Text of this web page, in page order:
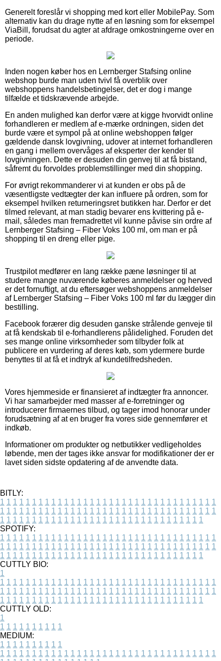
Generelt foreslår vi shopping med kort eller MobilePay. Som
alternativ kan du drage nytte af en løsning som for eksempel
ViaBill, forudsat du agter at afdrage omkostningerne over en
periode.
Inden nogen køber hos en Lernberger Stafsing online
webshop burde man uden tvivl få overblik over
webshoppens handelsbetingelser, det er dog i mange
tilfælde et tidskrævende arbejde.
En anden mulighed kan derfor være at kigge hvorvidt online
forhandleren er medlem af e-mærke ordningen, siden det
burde være et sympol på at online webshoppen følger
gældende dansk lovgivning, udover at internet forhandleren
en gang i mellem overvåges af eksperter der kender til
lovgivningen. Dette er desuden din genvej til at få bistand,
såfremt du forvoldes problemstillinger med din shopping.
For øvrigt rekommanderer vi at kunden er obs på de
væsentligste vedtægter der kan influere på ordren, som for
eksempel hvilken returneringsret butikken har. Derfor er det
tilmed relevant, at man stadig bevarer ens kvittering på e-
mail, således man fremadrettet vil kunne påvise sin ordre af
Lernberger Stafsing – Fiber Voks 100 ml, om man er på
shopping til en dreng eller pige.
Trustpilot medfører en lang række pæne løsninger til at
studere mange nuværende køberes anmeldelser og herved
er det fornuftigt, at du eftersøger webshoppens anmeldelser
af Lernberger Stafsing – Fiber Voks 100 ml før du lægger din
bestilling.
Facebook forærer dig desuden ganske strålende genveje til
at få kendskab til e-forhandlerens pålidelighed. Foruden det
ses mange online virksomheder som tilbyder folk at
publicere en vurdering af deres køb, som ydermere burde
benyttes til at få et indtryk af kundetilfredsheden.
Vores hjemmeside er finansieret af indtægter fra annoncer.
Vi har samarbejder med masser af e-forretninger og
introducerer firmaernes tilbud, og tager imod honorar under
forudsætning af at en bruger fra vores side gennemfører et
indkøb.
Informationer om produkter og netbutikker vedligeholdes
løbende, men der tages ikke ansvar for modifikationer der er
lavet siden sidste opdatering af de anvendte data.
BITLY:
1 1 1 1 1 1 1 1 1 1 1 1 1 1 1 1 1 1 1 1 1 1 1 1 1 1 1 1 1 1 1 1 1 1
1 1 1 1 1 1 1 1 1 1 1 1 1 1 1 1 1 1 1 1 1 1 1 1 1 1 1 1 1 1 1 1 1 1
1 1 1 1 1 1 1 1 1 1 1 1 1 1 1 1 1 1 1 1 1 1 1 1 1 1 1 1 1 1 1 1
SPOTIFY:
1 1 1 1 1 1 1 1 1 1 1 1 1 1 1 1 1 1 1 1 1 1 1 1 1 1 1 1 1 1 1 1 1 1
1 1 1 1 1 1 1 1 1 1 1 1 1 1 1 1 1 1 1 1 1 1 1 1 1 1 1 1 1 1 1 1 1 1
1 1 1 1 1 1 1 1 1 1 1 1 1 1 1 1 1 1 1 1 1 1 1 1 1 1 1 1 1 1 1 1
CUTTLY BIO:
1
1 1 1 1 1 1 1 1 1 1 1 1 1 1 1 1 1 1 1 1 1 1 1 1 1 1 1 1 1 1 1 1 1 1
1 1 1 1 1 1 1 1 1 1 1 1 1 1 1 1 1 1 1 1 1 1 1 1 1 1 1 1 1 1 1 1 1 1
1 1 1 1 1 1 1 1 1 1 1 1 1 1 1 1 1 1 1 1 1 1 1 1 1 1 1 1 1 1 1 1
CUTTLY OLD:
1
1 1 1 1 1 1 1 1 1 1
MEDIUM:
1 1 1 1 1 1 1 1 1 1
1 1 1 1 1 1 1 1 1 1 1 1 1 1 1 1 1 1 1 1 1 1 1 1 1 1 1 1 1 1 1 1 1 1